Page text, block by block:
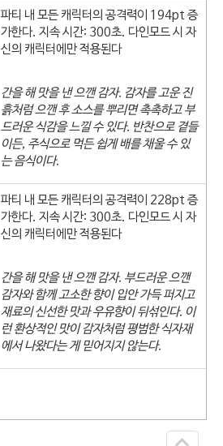
파티 내 모든 캐릭터의 공격력이 194pt 증
가한다. 지속 시간: 300초. 다인모드 시 자
신의 캐릭터에만 적용된다
간을 해 맛을 낸 으깬 감자. 감자를 고운 진
흙처럼 으깬 후 소스를 뿌리면 촉촉하고 부
드러운 식감을 느낄 수 있다. 반찬으로 곁들
이든, 주식으로 먹든 쉽게 배를 채울 수 있
는 음식이다.
파티 내 모든 캐릭터의 공격력이 228pt 증
가한다. 지속 시간: 300초. 다인모드 시 자
신의 캐릭터에만 적용된다
간을 해 맛을 낸 으깬 감자. 부드러운 으깬
감자와 함께 고소한 향이 입안 가득 퍼지고
재료의 신선한 맛과 우유향이 뒤섞인다. 이
런 환상적인 맛이 감자처럼 평범한 식자재
에서 나왔다는 게 믿어지지 않는다.